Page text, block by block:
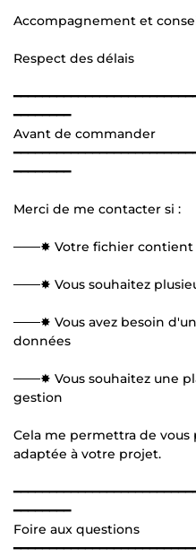
Accompagnement et
Respect des délais
━━━━━━━━
Avant de commander
━━━━━━━━
Merci de me contacter si :
───✸ Votre fichier contient
───✸ Vous souhaitez
───✸ Vous avez besoin
données
───✸ Vous souhaitez une
gestion
Cela me permettra de
adaptée à votre projet.
━━━━━━━━
Foire aux questions